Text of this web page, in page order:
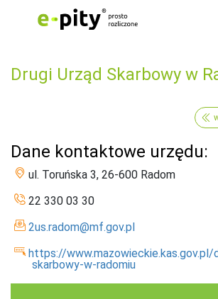
Drugi Urząd Skarbowy w
Dane kontaktowe urzędu:
ul. Toruńska 3, 26-600 Radom
22 330 03 30
2us.radom@mf.gov.pl
https://www.mazowieckie.kas.gov.pl/
skarbowy-w-radomiu